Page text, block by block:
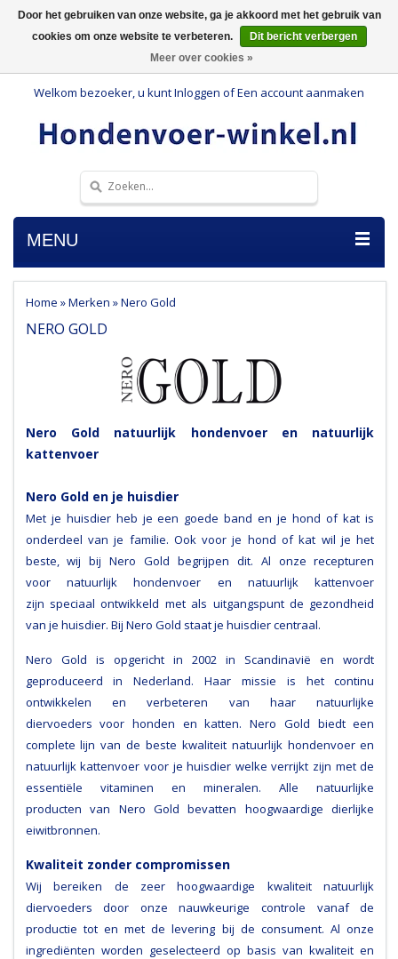
Welkom bezoeker, u kuntInloggen ofEen account aanmaken
MENU
Home »Merken »Nero Gold
NERO GOLD
Nero Gold natuurlijk hondenvoer en natuurlijk
kattenvoer
Nero Gold en je huisdier
Met je huisdier heb je een goede band en je hond of kat is
onderdeel van je familie. Ook voor je hond of kat wil je het
beste, wij bij Nero Gold begrijpen dit. Al onze recepturen
voor natuurlijk hondenvoer en natuurlijk kattenvoer
zijn speciaal ontwikkeld met als uitgangspunt de gezondheid
van je huisdier. Bij Nero Gold staat je huisdier centraal.
Nero Gold is opgericht in 2002 in Scandinavië en wordt
geproduceerd in Nederland. Haar missie is het continu
ontwikkelen en verbeteren van haar natuurlijke
diervoeders voor honden en katten. Nero Gold biedt een
complete lijn van de beste kwaliteit natuurlijk hondenvoer en
natuurlijk kattenvoer voor je huisdier welke verrijkt zijn met de
essentiële vitaminen en mineralen. Alle natuurlijke
producten van Nero Gold bevatten hoogwaardige dierlijke
eiwitbronnen.
Kwaliteit zonder compromissen
Wij bereiken de zeer hoogwaardige kwaliteit natuurlijk
diervoeders door onze nauwkeurige controle vanaf de
productie tot en met de levering bij de consument. Al onze
ingrediënten worden geselecteerd op basis van kwaliteit en
Door het gebruiken van onze website, ga je akkoord met het gebruik van
cookies om onze website te verbeteren.
Dit bericht verbergen
Meer over cookies »